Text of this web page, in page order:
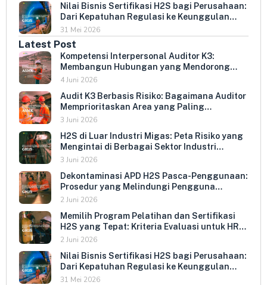
Nilai Bisnis Sertifikasi H2S bagi Perusahaan:
Dari Kepatuhan Regulasi ke Keunggulan
Kompetitif
31 Mei 2026
Latest Post
Kompetensi Interpersonal Auditor K3:
Membangun Hubungan yang Mendorong
Keterbukaan dan Kepatuhan Sukarela
4 Juni 2026
Audit K3 Berbasis Risiko: Bagaimana Auditor
Memprioritaskan Area yang Paling
Menentukan Kepatuhan Perusahaan
3 Juni 2026
H2S di Luar Industri Migas: Peta Risiko yang
Mengintai di Berbagai Sektor Industri
Indonesia
3 Juni 2026
Dekontaminasi APD H2S Pasca-Penggunaan:
Prosedur yang Melindungi Pengguna
Berikutnya dan Memperpanjang Umur
2 Juni 2026
Memilih Program Pelatihan dan Sertifikasi
H2S yang Tepat: Kriteria Evaluasi untuk HR
dan HSE Manager
2 Juni 2026
Nilai Bisnis Sertifikasi H2S bagi Perusahaan:
Dari Kepatuhan Regulasi ke Keunggulan
Kompetitif
31 Mei 2026